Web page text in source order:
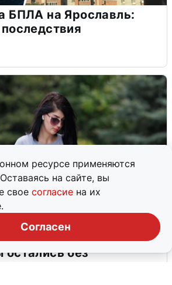
ресурсе применяются
на сайте, вы
свое согласие на их
Согласен
БПЛА на Ярославль:
остались без